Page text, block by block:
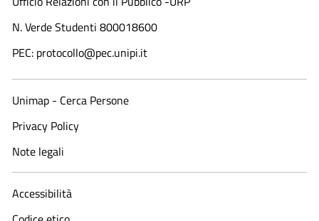
N. Verde Studenti 800018600​
PEC: protocollo@pec.unipi.it
Unimap - Cerca Persone
Privacy Policy
Note legali
Accessibilità